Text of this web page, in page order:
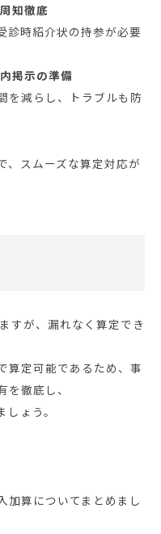
知徹底
診時紹介状の持参が必要
掲示の準備
を減らし、トラブルも防
、スムーズな算定対応が
すが、漏れなく算定でき
算定可能であるため、事
徹底し、
ょう。
加算についてまとめまし